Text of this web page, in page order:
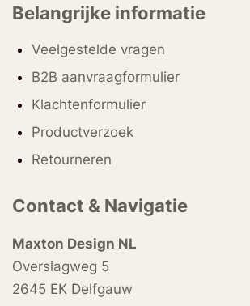
Belangrijke informatie
Veelgestelde vragen
B2B aanvraagformulier
Klachtenformulier
Productverzoek
Retourneren
Contact & Navigatie
Maxton Design NL
Overslagweg 5
2645 EK Delfgauw